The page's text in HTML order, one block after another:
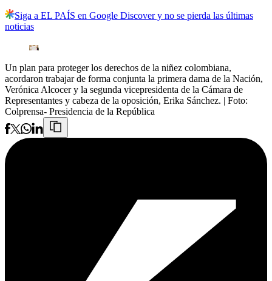
Siga a EL PAÍS en Google Discover y no se pierda las últimas
noticias
Un plan para proteger los derechos de la niñez colombiana,
acordaron trabajar de forma conjunta la primera dama de la Nación,
Verónica Alcocer y la segunda vicepresidenta de la Cámara de
Representantes y cabeza de la oposición, Erika Sánchez. | Foto:
Colprensa- Presidencia de la República